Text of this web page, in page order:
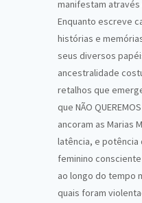
manifestam através
Enquanto escreve
histórias e
seus diversos
ancestralidade
retalhos que
que NÃO
ancoram as Marias
latência, e
feminino
ao longo do tempo
quais foram